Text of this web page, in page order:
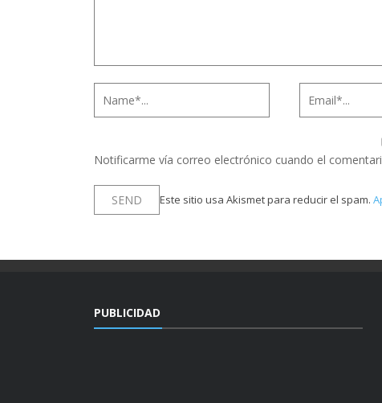
Notificarme vía correo electrónico cuando el
Este sitio usa Akismet para reducir el spam.
PUBLICIDAD